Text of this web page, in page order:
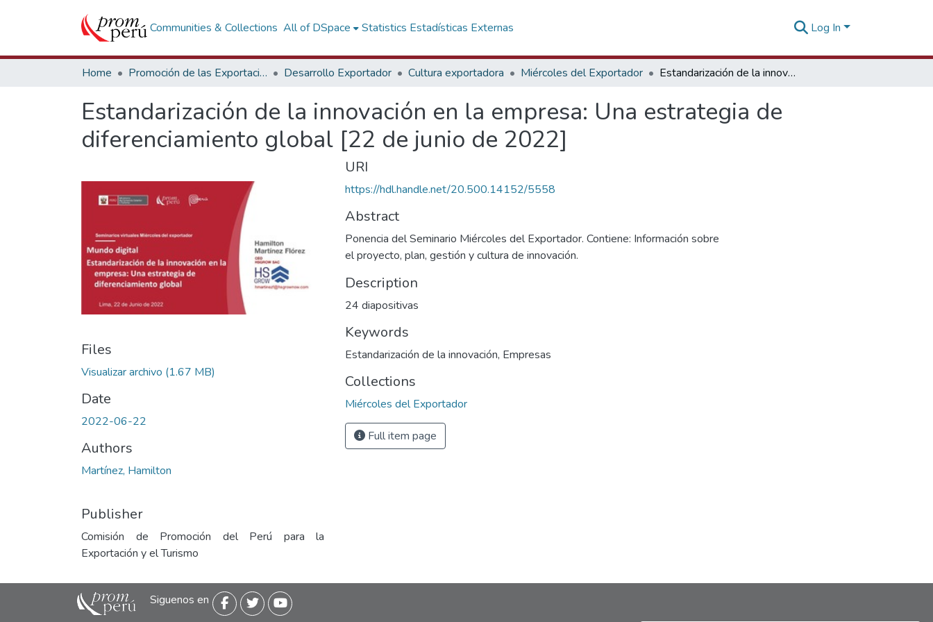
Communities & Collections All of DSpace Statistics Estadísticas Externas Log In
Home Promoción de las Exportaciones Desarrollo Exportador Cultura exportadora Miércoles del Exportador Estandarización de la innovación en la empresa: Una estrategia de diferenciamiento global [22 de junio de 2022]
Estandarización de la innovación en la empresa: Una estrategia de
diferenciamiento global [22 de junio de 2022]
Files
Visualizar archivo (1.67 MB)
Date
2022-06-22
Authors
Martínez, Hamilton
Publisher
Comisión de Promoción del Perú para la
Exportación y el Turismo
URI
https://hdl.handle.net/20.500.14152/5558
Abstract
Ponencia del Seminario Miércoles del Exportador. Contiene: Información sobre
el proyecto, plan, gestión y cultura de innovación.
Description
24 diapositivas
Keywords
Estandarización de la innovación, Empresas
Collections
Miércoles del Exportador
Full item page
Siguenos en